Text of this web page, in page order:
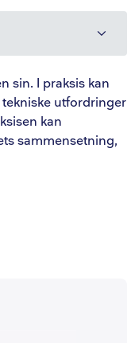
sin. I praksis kan
utfordringer
kan
sammensetning,